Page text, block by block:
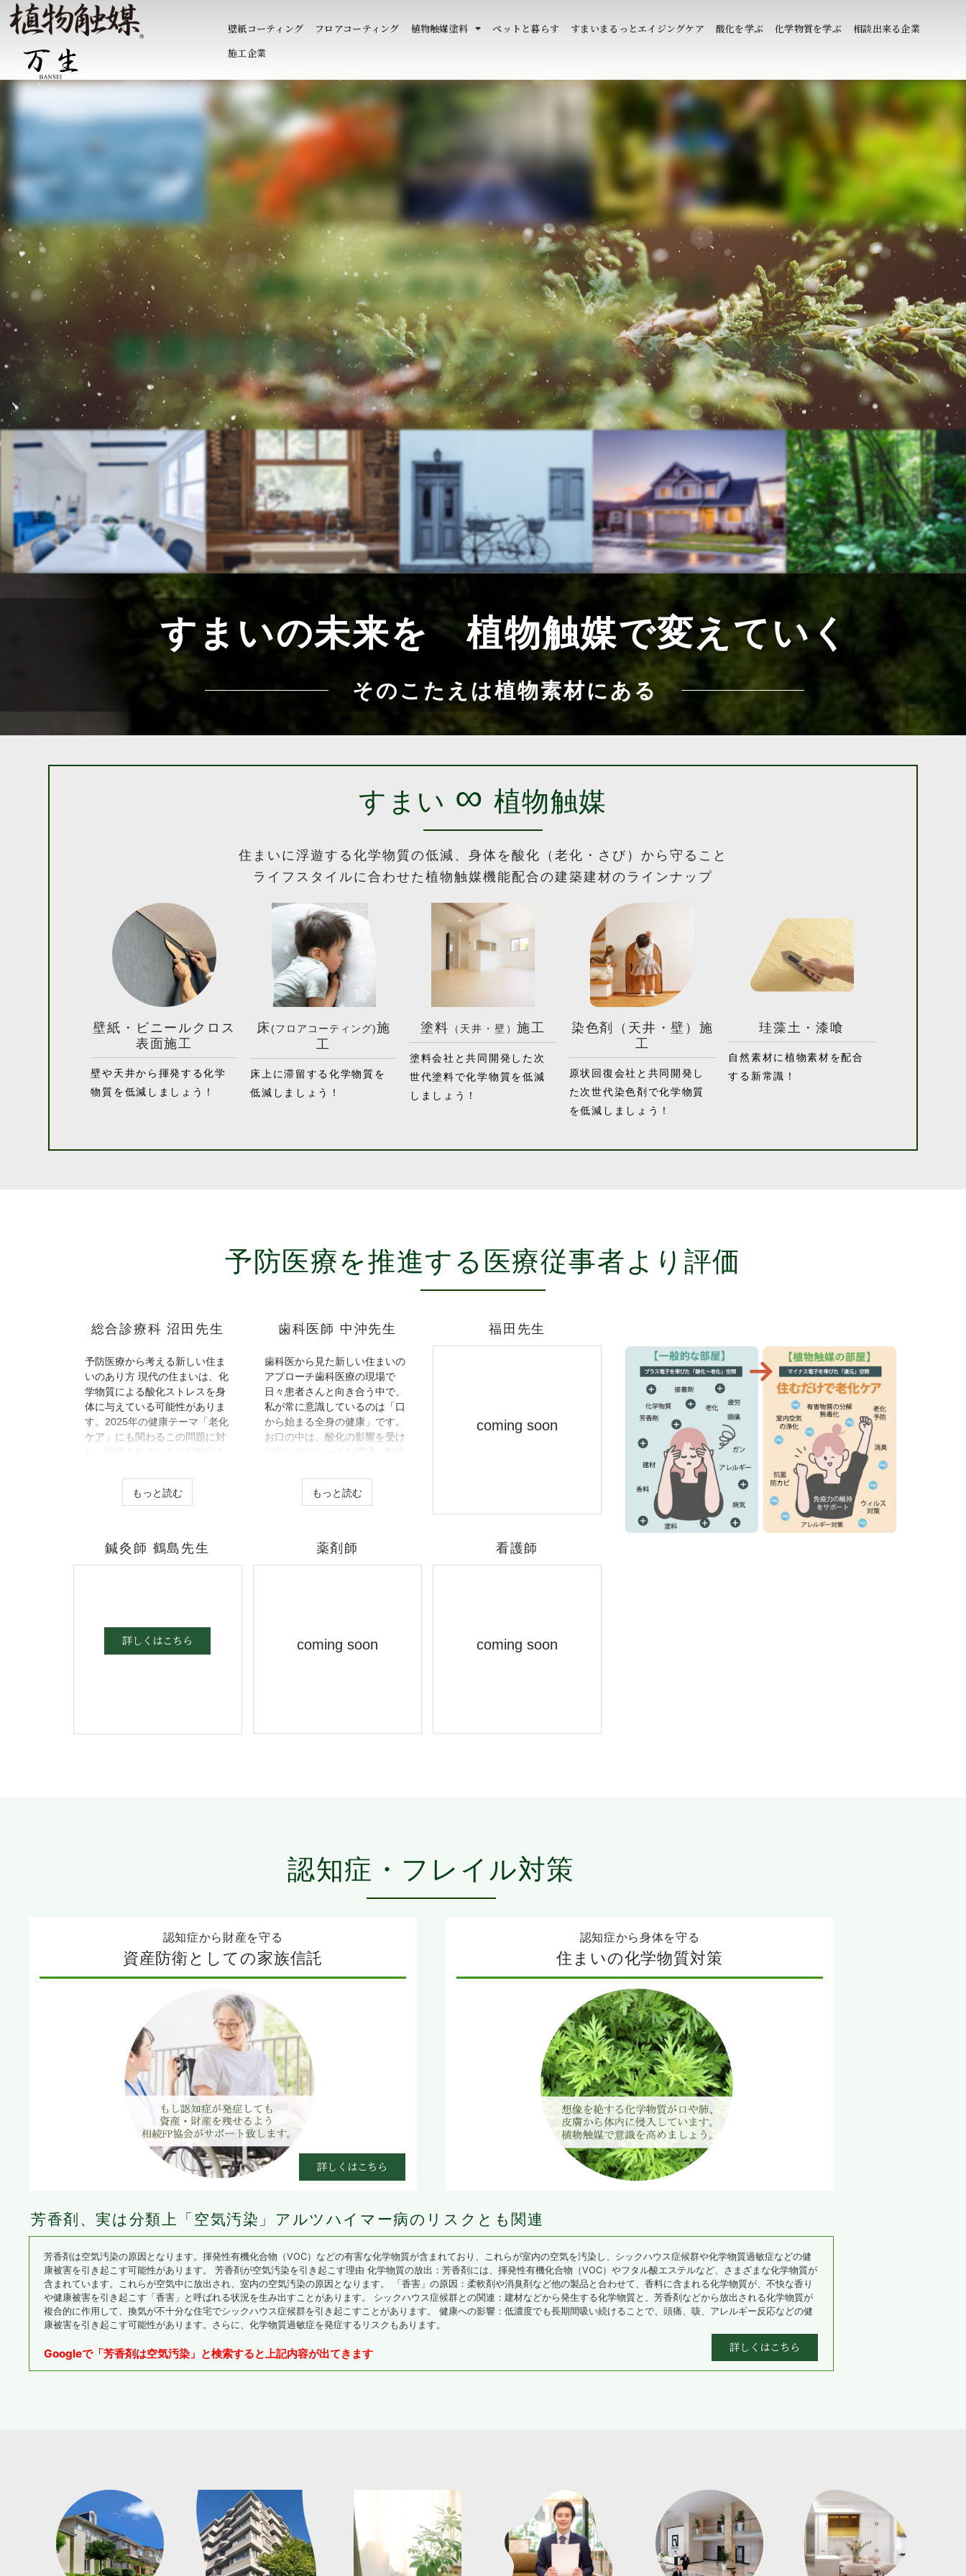
壁紙コーティング フロアコーティング 植物触媒塗料 ペットと暮らす すまいまるっとエイジングケア 酸化を学ぶ 化学物質を学ぶ
相談出来る企業
施工企業
​&EARTH,withPLANTS
植物とともに生きる、そして生かされる
健康住宅からエイジングケアハウス®へ
玄関扉の先には、身体に酸化ダメージがない身体を守るための空間
すまいの未来を植物触媒で変えていく
そのこたえは植物素材にある
すまい ∞ 植物触媒
住まいに浮遊する化学物質の低減、身体を酸化（老化・さび）から守ること
ライフスタイルに合わせた植物触媒機能配合の建築建材のラインナップ
壁紙・ビニールクロス
表面施工
壁や天井から揮発する化学
物質を低減しましょう！
床 (フロアコーティング)施
工
床上に滞留する化学物質を
低減しましょう！
塗料 （天井・壁）施工
塗料会社と共同開発した次
世代塗料で化学物質を低減
しましょう！
染色剤（天井・壁）施
工
原状回復会社と共同開発し
た次世代染色剤で化学物質
を低減しましょう！
珪藻土・漆喰
自然素材に植物素材を配合
する新常識！
予防医療を推進する 医療従事者より評価
総合診療科 沼田先生
予防医療から考える新しい住ま
いのあり方 現代の住まいは、化
学物質による酸化ストレスを身
体に与えている可能性がありま
す。2025年の健康テーマ「老化
ケア」にも関わるこの問題に対
し、注目されているのが酸化を
「植物触媒」は、酸化を抑える
還元作用が証明された建材で、
能をサポートします。 また、不
妊治療では精液の酸化（ORP）
策が重要になります。
もっと読む
歯科医師 中沖先生
歯科医から見た新しい住まいの
アプローチ歯科医療の現場で
日々患者さんと向き合う中で、
私が常に意識しているのは「口
から始まる全身の健康」です。
お口の中は、酸化の影響を受け
やすいデリケートな環境。酸化
させる一因でもあります。そこ
で注目すべきが「植物触媒」で
で森林浴のような還元環境を住
まいに提供します。歯科医とし
を根本から支える新しい選択肢
もっと読む
福田先生
coming soon
鍼灸師 鶴島先生
詳しくはこちら
薬剤師
coming soon
看護師
coming soon
認知症・フレイル対策
認知症から財産を守る
資産防衛としての家族信託
詳しくはこちら
認知症から身体を守る
住まいの化学物質対策
芳香剤、実は分類上「空気汚染」 アルツハイマー病のリスクとも関連
芳香剤は空気汚染の原因となります。揮発性有機化合物（VOC）などの有害な化学物質が含まれており、これらが室内の空気を汚染し、シックハウス症候群や化学物質過敏症などの健
康被害を引き起こす可能性があります。 芳香剤が空気汚染を引き起こす理由 化学物質の放出：芳香剤には、揮発性有機化合物（VOC）やフタル酸エステルなど、さまざまな化学物質が
含まれています。これらが空気中に放出され、室内の空気汚染の原因となります。 「香害」の原因：柔軟剤や消臭剤など他の製品と合わせて、香料に含まれる化学物質が、不快な香り
や健康被害を引き起こす「香害」と呼ばれる状況を生み出すことがあります。 シックハウス症候群との関連：建材などから発生する化学物質と、芳香剤などから放出される化学物質が
複合的に作用して、換気が不十分な住宅でシックハウス症候群を引き起こすことがあります。 健康への影響：低濃度でも長期間吸い続けることで、頭痛、咳、アレルギー反応などの健
康被害を引き起こす可能性があります。さらに、化学物質過敏症を発症するリスクもあります。
Googleで「芳香剤は空気汚染」と検索すると上記内容が出てきます 詳しくはこちら